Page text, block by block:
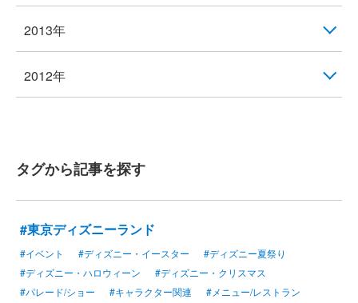
2013年
2012年
タグから記事を探す
#東京ディズニーランド
#イベント #ディズニー・イースター
#ディズニー夏祭り
#ディズニー・ハロウィーン
#ディズニー・クリスマス
#パレード/ショー
#キャラクター関連
#メニュー/レストラン